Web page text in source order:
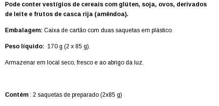
Pode conter vestígios de cereais com glúten, soja, ovos, derivados
de leite e frutos de casca rija (amêndoa).
Embalagem: Caixa de cartão com duas saquetas em plástico.
Peso líquido: 170 g (2 x 85 g).
Armazenar em local seco, fresco e ao abrigo da luz.
Contém : 2 saquetas de preparado (2x85 g)